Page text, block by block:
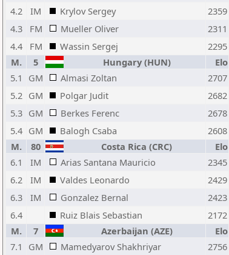
4.2
IM Krylov Sergey 2359
4.3
FM Mueller Oliver 2311
4.4
FM Wassin Sergej 2295
M.
5 Hungary (HUN) Elo
5.1
GM Almasi Zoltan 2707
5.2 GM Polgar Judit 2682
5.3 GM Berkes Ferenc 2678
5.4 GM Balogh Csaba 2608
M.
80 Costa Rica (CRC) Elo
6.1
IM Arias Santana Mauricio 2345
6.2
IM Valdes Leonardo 2429
6.3
IM Gonzalez Bernal 2423
6.4
Ruiz Blais Sebastian 2172
M.
7 Azerbaijan (AZE) Elo
7.1
GM Mamedyarov Shakhriyar 2756